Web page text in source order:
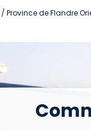
/ Province de Flandre